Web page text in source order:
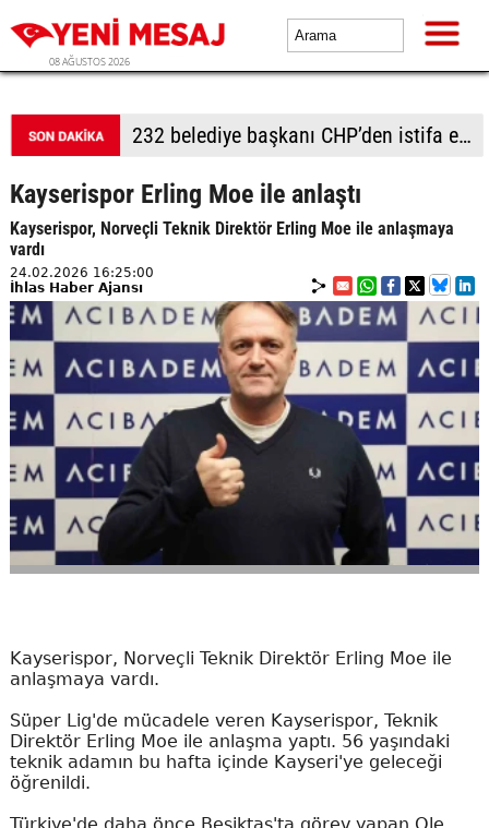
08 AĞUSTOS 2026
Adalet Komisyonu önünde gerginlik
Kayserispor Erling Moe ile anlaştı
Kayserispor, Norveçli Teknik Direktör Erling Moe ile anlaşmaya
vardı
24.02.2026 16:25:00
İhlas Haber Ajansı
Kayserispor, Norveçli Teknik Direktör Erling Moe ile
anlaşmaya vardı.
Süper Lig'de mücadele veren Kayserispor, Teknik
Direktör Erling Moe ile anlaşma yaptı. 56 yaşındaki
teknik adamın bu hafta içinde Kayseri'ye geleceği
öğrenildi.